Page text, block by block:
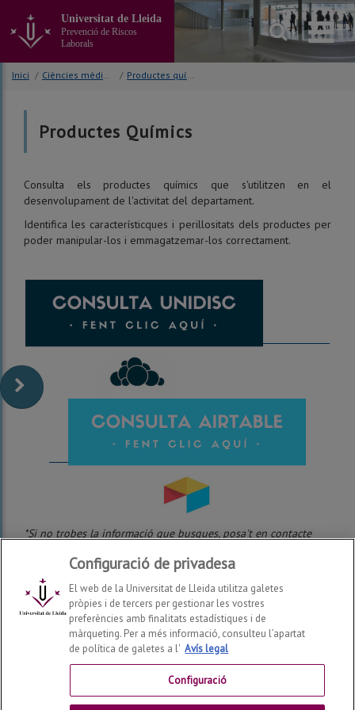
contingut
Universitat de Lleida
Prevenció de Riscos
Laborals
Inici / Ciències mèdiques bàsiques / Productes químics
Productes Químics
Consulta els productes químics que s'utilitzen en el
desenvolupament de l'activitat del departament.
Identifica les característicques i perillositats dels productes per
poder manipular-los i emmagatzemar-los correctament.
*Si no trobes la informació que busques, posa't en contacte
Prevenció de Riscos Laborals 2026© |
| Telf: +34 973 70 20 21
Configuració de privadesa
El web de la Universitat de Lleida utilitza galetes
pròpies i de tercers per gestionar les vostres
preferències amb finalitats estadístiques i de
màrqueting. Per a més informació, consulteu l’apartat
de política de galetes a l' Avís legal
Configuració